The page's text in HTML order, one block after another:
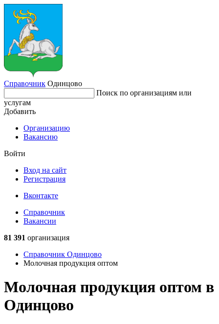
Справочник Одинцово
Поиск по организациям или
услугам
Добавить
Организацию
Вакансию
Войти
Вход на сайт
Регистрация
Вконтакте
Справочник
Вакансии
81 391 организация
Справочник Одинцово
Молочная продукция оптом
Молочная продукция оптом в
Одинцово